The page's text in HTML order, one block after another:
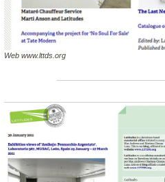
Web www.lttds.org